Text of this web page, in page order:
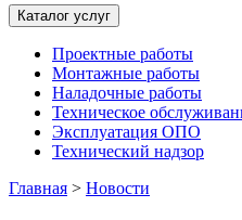
Каталог услуг
Проектные работы
Монтажные работы
Наладочные работы
Техническое
Эксплуатация ОПО
Технический надзор
Главная > Новости